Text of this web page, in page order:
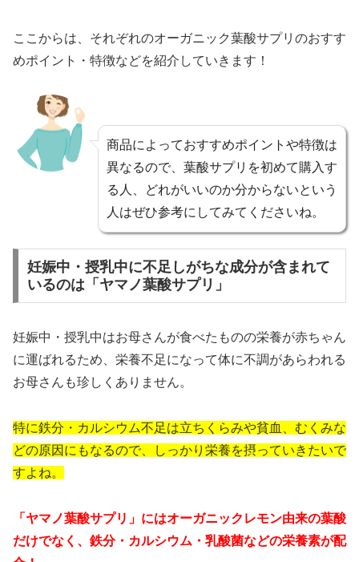
ここからは、それぞれのオーガニック葉酸サプリのおすす
めポイント・特徴などを紹介していきます！
商品によっておすすめポイントや特徴は
異なるので、葉酸サプリを初めて購入す
る人、どれがいいのか分からないという
人はぜひ参考にしてみてくださいね。
妊娠中・授乳中に不足しがちな成分が含まれて
いるのは「ヤマノ葉酸サプリ」
妊娠中・授乳中はお母さんが食べたものの栄養が赤ちゃん
に運ばれるため、栄養不足になって体に不調があらわれる
お母さんも珍しくありません。
特に鉄分・カルシウム不足は立ちくらみや貧血、むくみな
どの原因にもなるので、しっかり栄養を摂っていきたいで
すよね。
「ヤマノ葉酸サプリ」にはオーガニックレモン由来の葉酸
だけでなく、鉄分・カルシウム・乳酸菌などの栄養素が配